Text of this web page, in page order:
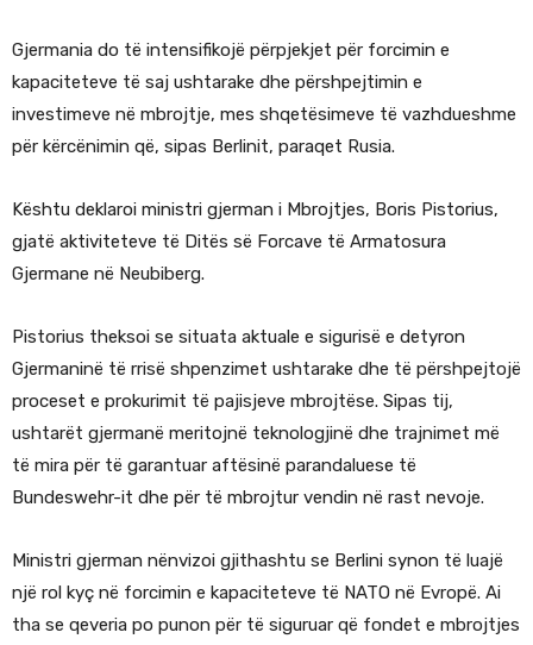
Gjermania do të intensifikojë përpjekjet për forcimin e
kapaciteteve të saj ushtarake dhe përshpejtimin e
investimeve në mbrojtje, mes shqetësimeve të vazhdueshme
për kërcënimin që, sipas Berlinit, paraqet Rusia.
Kështu deklaroi ministri gjerman i Mbrojtjes, Boris Pistorius,
gjatë aktiviteteve të Ditës së Forcave të Armatosura
Gjermane në Neubiberg.
Pistorius theksoi se situata aktuale e sigurisë e detyron
Gjermaninë të rrisë shpenzimet ushtarake dhe të përshpejtojë
proceset e prokurimit të pajisjeve mbrojtëse. Sipas tij,
ushtarët gjermanë meritojnë teknologjinë dhe trajnimet më
të mira për të garantuar aftësinë parandaluese të
Bundeswehr-it dhe për të mbrojtur vendin në rast nevoje.
Ministri gjerman nënvizoi gjithashtu se Berlini synon të luajë
një rol kyç në forcimin e kapaciteteve të NATO në Evropë. Ai
tha se qeveria po punon për të siguruar që fondet e mbrojtjes